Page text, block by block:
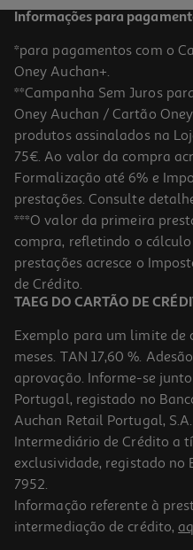
Copo Térmico Xl Hello Kitty
22.99 €/un
22,99 €
Copo Térmico Xl Hello Kitty My
Informações para
*para pagamentos com o
Oney Auchan+.
**Campanha Sem Juros
Oney Auchan / Cartão
produtos assinalados na
75€. Ao valor da compra
Formalização até 6% e
prestações. Consulte
***O valor da primeira
compra, refletindo o
prestações acresce o
de Crédito.
TAEG DO CARTÃO DE
Exemplo para um limite de
meses. TAN 17,60 %.
aprovação. Informe-se
Portugal, registado no
Auchan Retail Portugal,
Intermediário de Crédito a
exclusividade, registado no
7952.
Informação referente à
intermediação de crédito,